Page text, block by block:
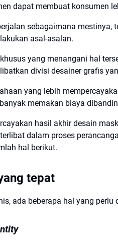
dapat membuat konsumen
sebagaimana mestinya,
asal-asalan.
yang menangani hal
divisi desainer grafis
yang lebih
memakan biaya
hasil akhir desain
dalam proses
hal berikut.
tepat
ada beberapa hal yang perlu